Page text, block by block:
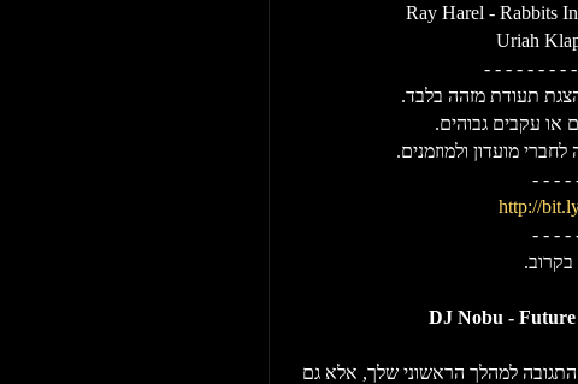
Ray Harel - Rabbits
Uriah
- - - - - - - -
או עקבים גבוהים.
מועדון ולמוזמנים.
- - - -
http://
- - - -
בקרוב.
DJ Nobu -
למהלך הראשוני שלך, אלא גם